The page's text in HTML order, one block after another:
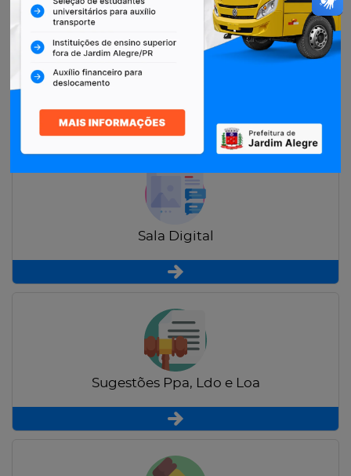
Restituição de Contribuintes
Sala Digital
Sugestões Ppa, Ldo e Loa